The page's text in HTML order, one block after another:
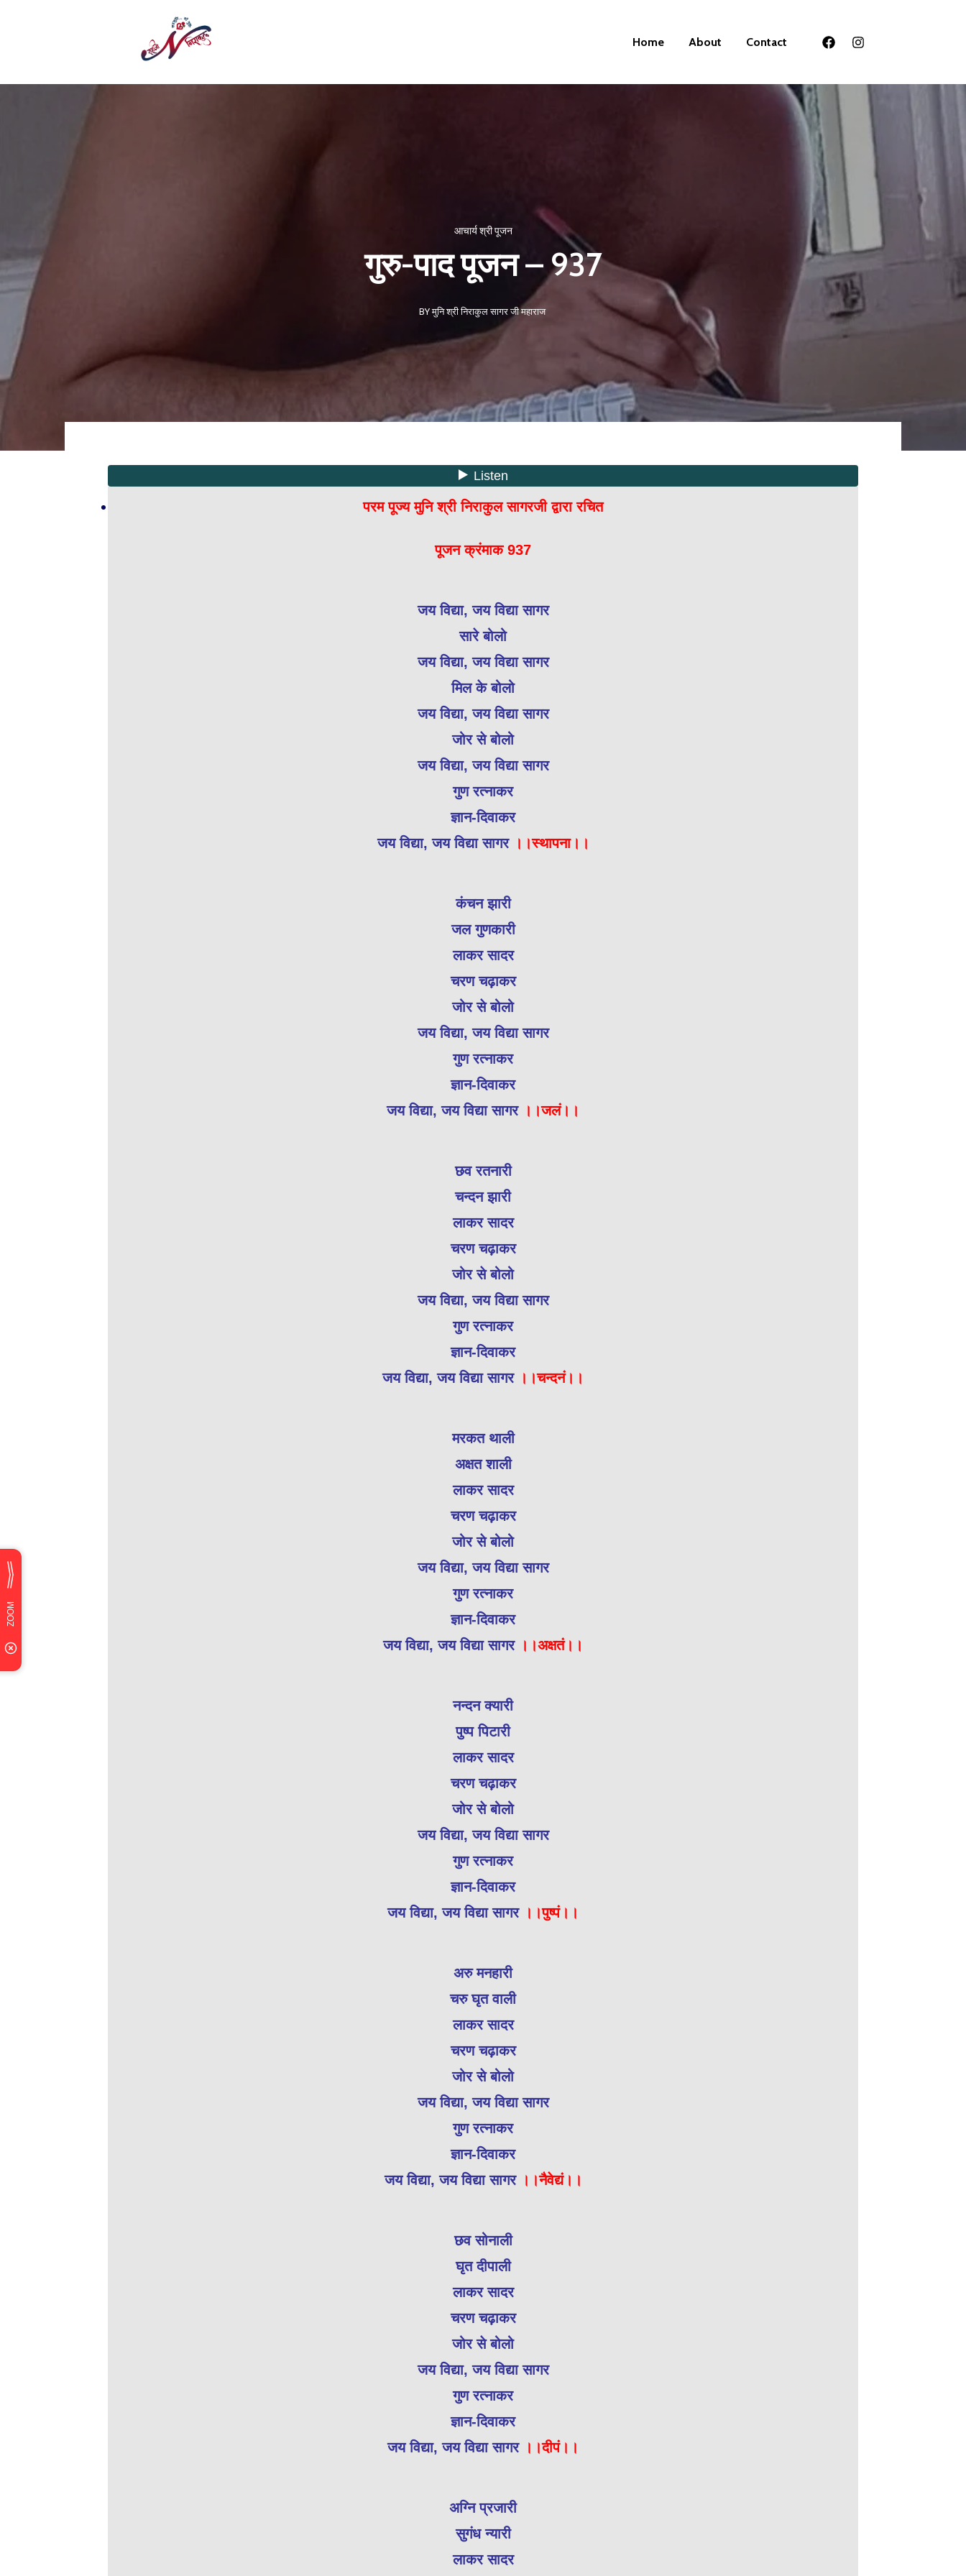
Home About Contact
आचार्य श्री पूजन
गुरु-पाद पूजन – 937
BY मुनि श्री निराकुल सागर जी महाराज
परम पूज्य मुनि श्री निराकुल सागरजी द्वारा रचित
पूजन क्रंमाक 937
जय विद्या, जय विद्या सागर
सारे बोलो
जय विद्या, जय विद्या सागर
मिल के बोलो
जय विद्या, जय विद्या सागर
जोर से बोलो
जय विद्या, जय विद्या सागर
गुण रत्नाकर
ज्ञान-दिवाकर
जय विद्या, जय विद्या सागर।।स्थापना।।
कंचन झारी
जल गुणकारी
लाकर सादर
चरण चढ़ाकर
जोर से बोलो
जय विद्या, जय विद्या सागर
गुण रत्नाकर
ज्ञान-दिवाकर
जय विद्या, जय विद्या सागर ।।जलं।।
छव रतनारी
चन्दन झारी
लाकर सादर
चरण चढ़ाकर
जोर से बोलो
जय विद्या, जय विद्या सागर
गुण रत्नाकर
ज्ञान-दिवाकर
जय विद्या, जय विद्या सागर।।चन्दनं।।
मरकत थाली
अक्षत शाली
लाकर सादर
चरण चढ़ाकर
जोर से बोलो
जय विद्या, जय विद्या सागर
गुण रत्नाकर
ज्ञान-दिवाकर
जय विद्या, जय विद्या सागर।।अक्षतं।।
नन्दन क्यारी
पुष्प पिटारी
लाकर सादर
चरण चढ़ाकर
जोर से बोलो
जय विद्या, जय विद्या सागर
गुण रत्नाकर
ज्ञान-दिवाकर
जय विद्या, जय विद्या सागर ।।पुष्पं।।
अरु मनहारी
चरु घृत वाली
लाकर सादर
चरण चढ़ाकर
जोर से बोलो
जय विद्या, जय विद्या सागर
गुण रत्नाकर
ज्ञान-दिवाकर
जय विद्या, जय विद्या सागर ।।नैवेद्यं।।
छव सोनाली
घृत दीपाली
लाकर सादर
चरण चढ़ाकर
जोर से बोलो
जय विद्या, जय विद्या सागर
गुण रत्नाकर
ज्ञान-दिवाकर
जय विद्या, जय विद्या सागर ।।दीपं।।
अग्नि प्रजारी
सुगंध न्यारी
लाकर सादर